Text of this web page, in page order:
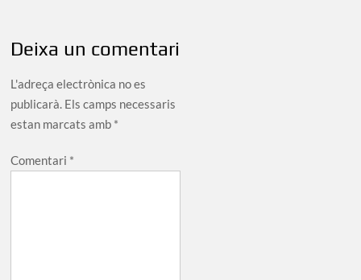
Deixa un comentari
L'adreça electrònica no es
publicarà. Els camps necessaris
estan marcats amb *
Comentari *